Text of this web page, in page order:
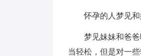
怀孕的人梦见
梦见妹妹和爸
当轻松，但是对一